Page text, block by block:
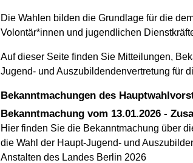
Die Wahlen bilden die Grundlage für die
Volontär*innen und jugendlichen
Auf dieser Seite finden Sie Mitteilungen,
Jugend- und Auszubildendenvertretung für
Bekanntmachungen des
Bekanntmachung vom 13.01.2026 -
Hier finden Sie die Bekanntmachung über
die Wahl der Haupt-Jugend- und
Anstalten des Landes Berlin 2026